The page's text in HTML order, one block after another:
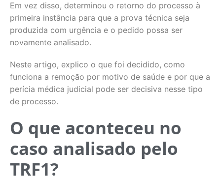
Em vez disso, determinou o retorno do processo à
primeira instância para que a prova técnica seja
produzida com urgência e o pedido possa ser
novamente analisado.
Neste artigo, explico o que foi decidido, como
funciona a remoção por motivo de saúde e por que a
perícia médica judicial pode ser decisiva nesse tipo
de processo.
O que aconteceu no
caso analisado pelo
TRF1?